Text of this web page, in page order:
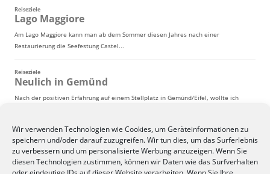
Wir verwenden Technologien wie Cookies, um Geräteinformationen zu
speichern und/oder darauf zuzugreifen. Wir tun dies, um das Surferlebnis
zu verbessern und um personalisierte Werbung anzuzeigen. Wenn Sie
diesen Technologien zustimmen, können wir Daten wie das Surfverhalten